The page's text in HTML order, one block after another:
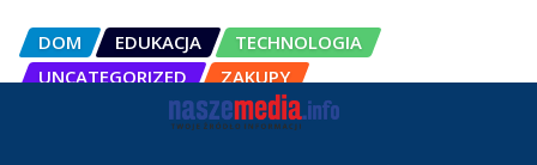
DOM EDUKACJA
TECHNOLOGIA
UNCATEGORIZED
ZAKUPY
OSCAL Pad 200 alternatywą dla